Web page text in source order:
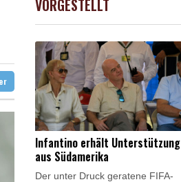
0.32%
VORGESTELLT
Infantino erhält Unterstützung
aus Südamerika
Der unter Druck geratene FIFA-